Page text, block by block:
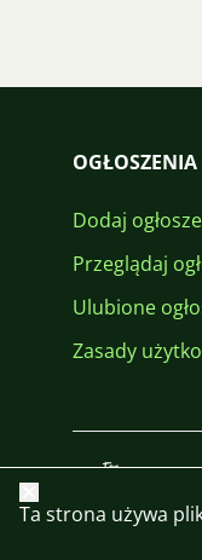
OGŁOSZENIA
Dodaj
Przeglądaj
Ulubione
Zasady
Zamknij
Ta strona używa